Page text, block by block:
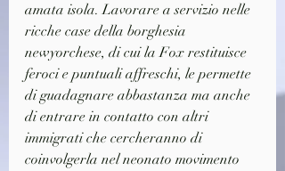
amata isola. Lavorare a servizio nelle
ricche case della borghesia
newyorchese, di cui la Fox restituisce
feroci e puntuali affreschi, le permette
di guadagnare abbastanza ma anche
di entrare in contatto con altri
immigrati che cercheranno di
coinvolgerla nel neonato movimento